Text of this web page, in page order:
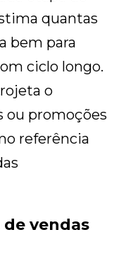
quantas
bem para
ciclo longo.
o
ou promoções
referência
vendas